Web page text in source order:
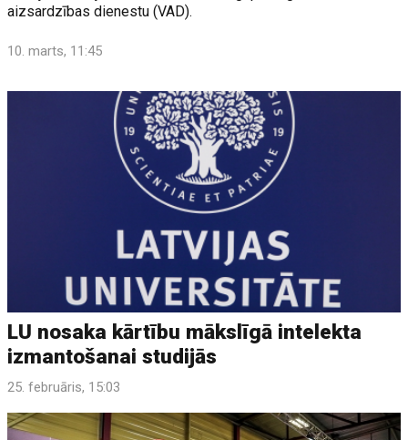
aizsardzības dienestu (VAD).
10. marts, 11:45
LU nosaka kārtību mākslīgā intelekta
izmantošanai studijās
25. februāris, 15:03